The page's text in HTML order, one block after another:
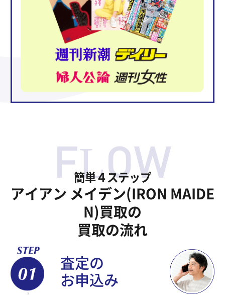
簡単４ステップ
アイアン メイデン(IRON MAIDE
N)買取の
買取の流れ
査定の
お申込み